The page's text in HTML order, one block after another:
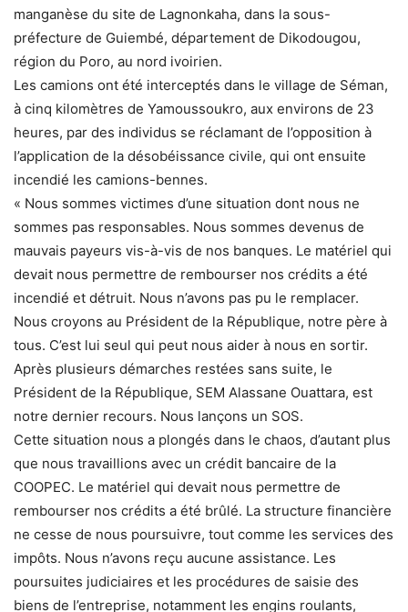
manganèse du site de Lagnonkaha, dans la sous-
préfecture de Guiembé, département de Dikodougou,
région du Poro, au nord ivoirien.
Les camions ont été interceptés dans le village de Séman,
à cinq kilomètres de Yamoussoukro, aux environs de 23
heures, par des individus se réclamant de l’opposition à
l’application de la désobéissance civile, qui ont ensuite
incendié les camions-bennes.
« Nous sommes victimes d’une situation dont nous ne
sommes pas responsables. Nous sommes devenus de
mauvais payeurs vis-à-vis de nos banques. Le matériel qui
devait nous permettre de rembourser nos crédits a été
incendié et détruit. Nous n’avons pas pu le remplacer.
Nous croyons au Président de la République, notre père à
tous. C’est lui seul qui peut nous aider à nous en sortir.
Après plusieurs démarches restées sans suite, le
Président de la République, SEM Alassane Ouattara, est
notre dernier recours. Nous lançons un SOS.
Cette situation nous a plongés dans le chaos, d’autant plus
que nous travaillions avec un crédit bancaire de la
COOPEC. Le matériel qui devait nous permettre de
rembourser nos crédits a été brûlé. La structure financière
ne cesse de nous poursuivre, tout comme les services des
impôts. Nous n’avons reçu aucune assistance. Les
poursuites judiciaires et les procédures de saisie des
biens de l’entreprise, notamment les engins roulants,